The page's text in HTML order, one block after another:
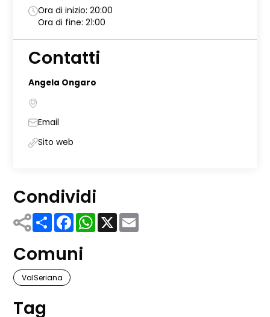
Ora di inizio: 20:00
Ora di fine: 21:00
Contatti
Angela Ongaro
Email
Sito web
Condividi
ShareFacebook
WhatsApp
X
Comuni
ValSeriana
Tag